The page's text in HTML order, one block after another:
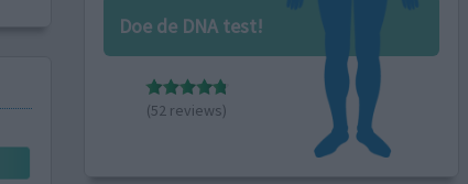
Doe de DNA test!
(52 reviews)